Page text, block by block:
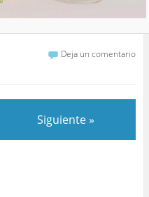
Deja un comentario
Siguiente »